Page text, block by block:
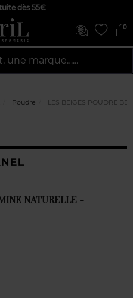
dès 55€
0
une marque…...
Poudre LES BEIGES POUDRE
NATURELLE -